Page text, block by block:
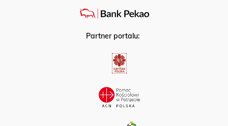
Partner portalu: